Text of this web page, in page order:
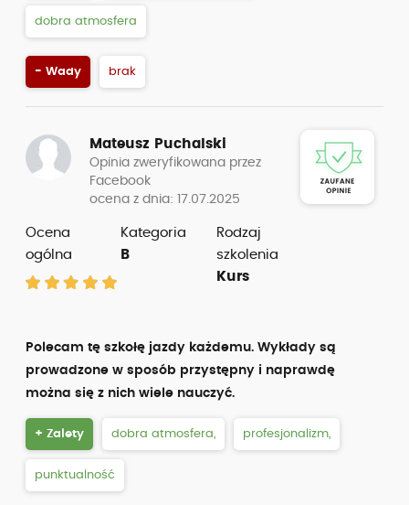
dobra atmosfera
- Wady brak
Mateusz Puchalski
Opinia zweryfikowana przez
Facebook
ocena z dnia: 17.07.2025
Ocena
ogólna
Kategoria
B
Rodzaj
szkolenia
Kurs
Polecam tę szkołę jazdy każdemu. Wykłady są
prowadzone w sposób przystępny i naprawdę
można się z nich wiele nauczyć.
+ Zalety dobra atmosfera, profesjonalizm,
punktualność